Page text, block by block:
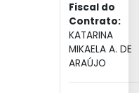
Fiscal do
Contrato:
KATARINA
MIKAELA A. DE
ARAÚJO